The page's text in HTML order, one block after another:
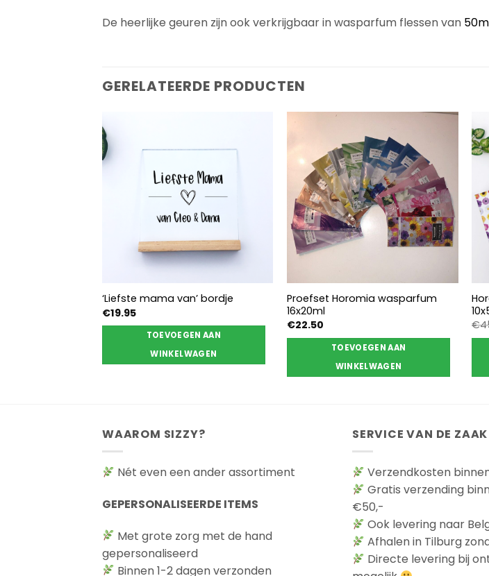
De heerlijke geuren zijn ook verkrijgbaar in wasparfum flessen van
GERELATEERDE PRODUCTEN
‘Liefste mama van’ bordje
€19.95
TOEVOEGEN AAN
WINKELWAGEN
Proefset Horomia wasparfum
16x20ml
€22.50
TOEVOEGEN AAN
WINKELWAGEN
€
WAAROM SIZZY?
Nét even een ander assortiment
GEPERSONALISEERDE ITEMS
Met grote zorg met de hand
gepersonaliseerd
Binnen 1-2 dagen verzonden
SERVICE VAN DE ZAAK
Verzendkosten
Gratis verzending
€50,-
Ook levering naar
Afhalen in Tilburg
Directe levering bij